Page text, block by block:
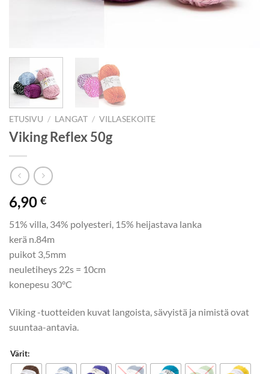
ETUSIVU / LANGAT / VILLASEKOITE
Viking Reflex 50g
6,90 €
51% villa, 34% polyesteri, 15% heijastava lanka
kerä n.84m
puikot 3,5mm
neuletiheys 22s = 10cm
konepesu 30°C
Viking -tuotteiden kuvat langoista, sävyistä ja nimistä ovat
suuntaa-antavia.
Värit: